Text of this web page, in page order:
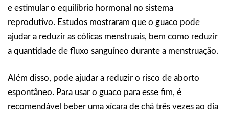
e estimular o equilíbrio hormonal no sistema
reprodutivo. Estudos mostraram que o guaco pode
ajudar a reduzir as cólicas menstruais, bem como reduzir
a quantidade de fluxo sanguíneo durante a menstruação.
Além disso, pode ajudar a reduzir o risco de aborto
espontâneo. Para usar o guaco para esse fim, é
recomendável beber uma xícara de chá três vezes ao dia